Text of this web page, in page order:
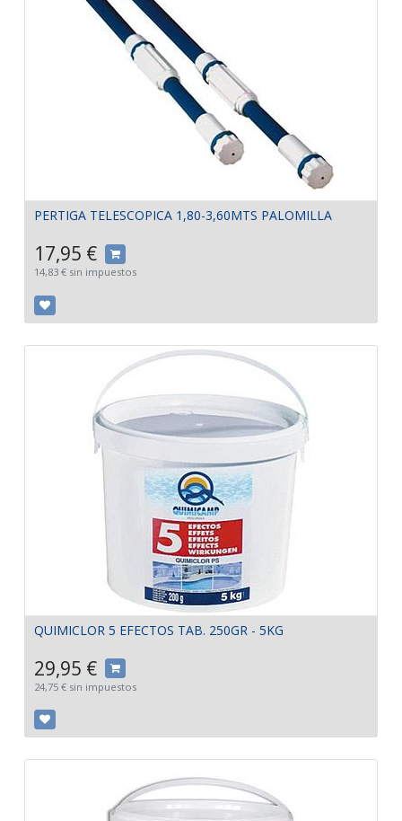
PERTIGA TELESCOPICA 1,80-3,60MTS PALOMILLA
17,95 €
14,83 € sin impuestos
QUIMICLOR 5 EFECTOS TAB. 250GR - 5KG
29,95 €
24,75 € sin impuestos